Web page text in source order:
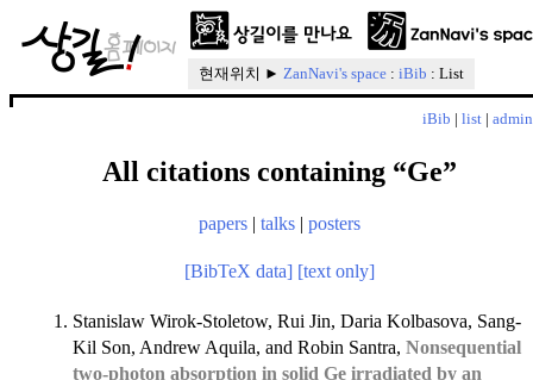
현재위치 ► ZanNavi's space : iBib : List
iBib | list | admin
All citations containing “Ge”
papers| talks| posters
[BibTeX data] [text only]
Stanislaw Wirok-Stoletow, Rui Jin, Daria Kolbasova, Sang-
Kil Son, Andrew Aquila, and Robin Santra, Nonsequential
two-photon absorption in solid Ge irradiated by an